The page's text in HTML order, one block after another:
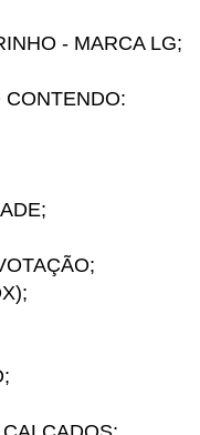
- MARCA LG;